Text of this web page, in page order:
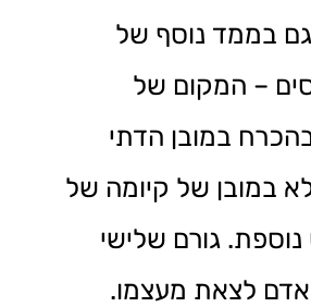
בממד נוסף של
– המקום של
במובן הדתי
במובן של קיומה של
גורם שלישי
לצאת מעצמו.